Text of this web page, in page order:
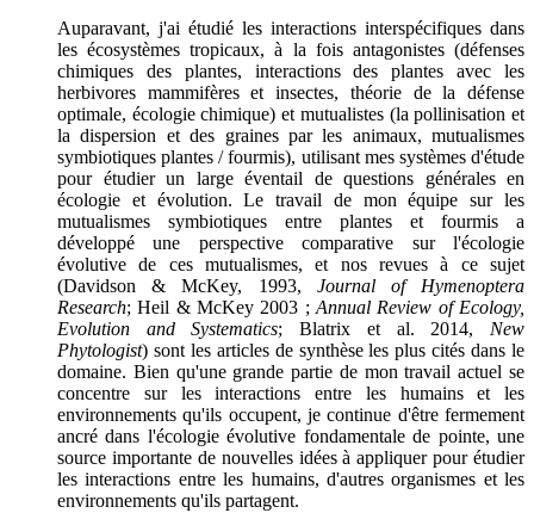
Auparavant, j'ai étudié les interactions interspécifiques dans
les écosystèmes tropicaux, à la fois antagonistes (défenses
chimiques des plantes, interactions des plantes avec les
herbivores mammifères et insectes, théorie de la défense
optimale, écologie chimique) et mutualistes (la pollinisation et
la dispersion et des graines par les animaux, mutualismes
symbiotiques plantes / fourmis), utilisant mes systèmes d'étude
pour étudier un large éventail de questions générales en
écologie et évolution. Le travail de mon équipe sur les
mutualismes symbiotiques entre plantes et fourmis a
développé une perspective comparative sur l'écologie
évolutive de ces mutualismes, et nos revues à ce sujet
(Davidson & McKey, 1993, Journal of Hymenoptera
Research; Heil & McKey 2003 ; Annual Review of Ecology,
Evolution and Systematics; Blatrix et al. 2014, New
Phytologist) sont les articles de synthèse les plus cités dans le
domaine. Bien qu'une grande partie de mon travail actuel se
concentre sur les interactions entre les humains et les
environnements qu'ils occupent, je continue d'être fermement
ancré dans l'écologie évolutive fondamentale de pointe, une
source importante de nouvelles idées à appliquer pour étudier
les interactions entre les humains, d'autres organismes et les
environnements qu'ils partagent.